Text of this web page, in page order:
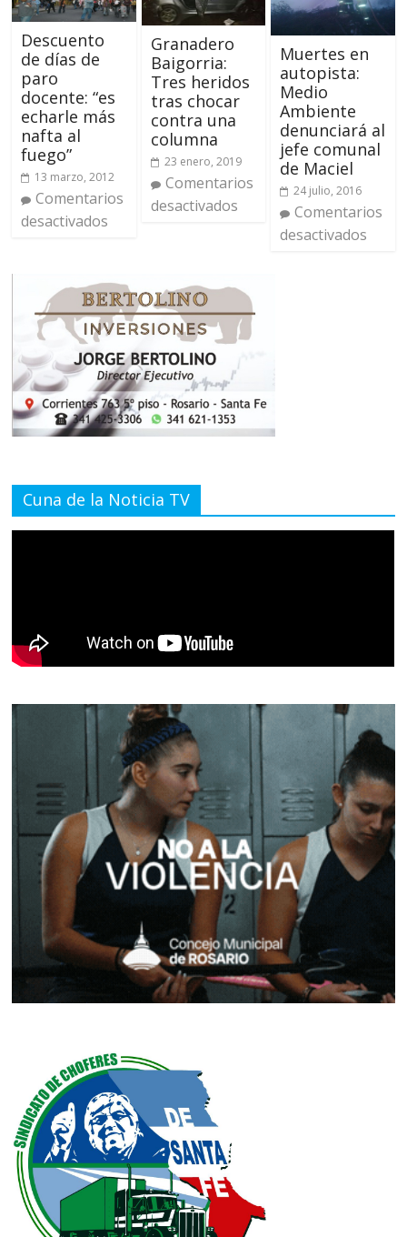
Descuento
de días de
paro
docente: “es
echarle más
nafta al
fuego”
13 marzo, 2012
Comentarios
desactivados
Granadero
Baigorria:
Tres heridos
tras chocar
contra una
columna
23 enero, 2019
Comentarios
desactivados
Muertes en
autopista:
Medio
Ambiente
denunciará al
jefe comunal
de Maciel
24 julio, 2016
Comentarios
desactivados
Cuna de la Noticia TV